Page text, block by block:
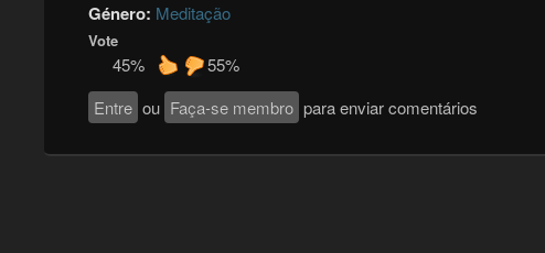
Género: Meditação
Vote
45%
55%
Entre ou Faça-se membro para enviar comentários